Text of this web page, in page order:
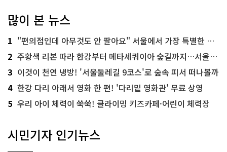
많이 본 뉴스
1 "편의점인데 아무것도 안 팔아요" 서울에서 가장 특별한 편의점의 정체
2 주황색 리본 따라 한강부터 메타세쿼이아 숲길까지…서울둘레길 15코스
3 이것이 천연 냉방! '서울둘레길 9코스'로 숲속 피서 떠나볼까
4 한강 다리 아래서 영화 한 편! '다리밑 영화관' 무료 상영
5 우리 아이 체력이 쑥쑥! 클라이밍 키즈카페·어린이 체력장
시민기자 인기뉴스